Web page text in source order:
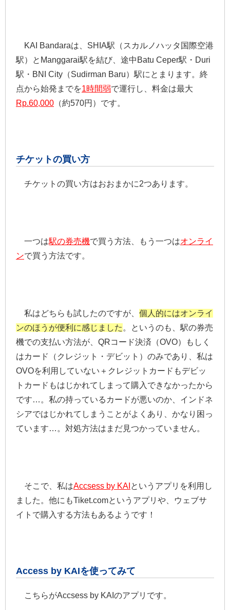
KAI Bandaraは、SHIA駅（スカルノハッタ国際空港
駅）とManggarai駅を結び、途中Batu Ceper駅・Duri
駅・BNI City（Sudirman Baru）駅にとまります。終
点から始発までを1時間弱で運行し、料金は最大
Rp.60,000 （約570円）です。
チケットの買い方
チケットの買い方はおおまかに2つあります。
一つは駅の券売機で買う方法、もう一つはオンライ
ンで買う方法です。
私はどちらも試したのですが、 個人的にはオンライ
ンのほうが便利に感じました 。というのも、駅の券売
機での支払い方法が、QRコード決済（OVO）もしく
はカード（クレジット・デビット）のみであり、私は
OVOを利用していない＋クレジットカードもデビッ
トカードもはじかれてしまって購入できなかったから
です…。私の持っているカードが悪いのか、インドネ
シアではじかれてしまうことがよくあり、かなり困っ
ています…。対処方法はまだ見つかっていません。
そこで、私はAccsess by KAI というアプリを利用し
ました。他にもTiket.comというアプリや、ウェブサ
イトで購入する方法もあるようです！
Access by KAIを使ってみて
こちらがAccsess by KAIのアプリです。